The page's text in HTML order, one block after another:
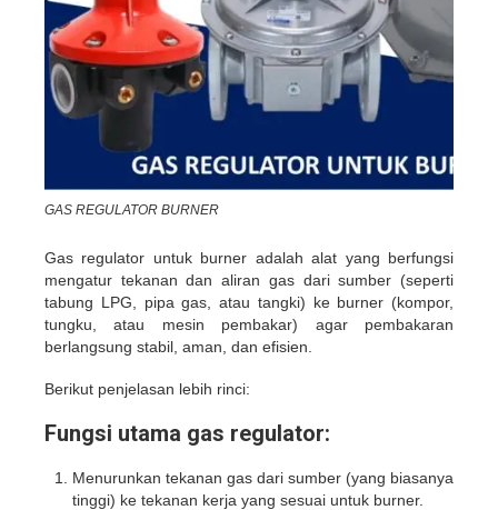
GAS REGULATOR BURNER
Gas regulator untuk burner adalah alat yang berfungsi
mengatur tekanan dan aliran gas dari sumber (seperti
tabung LPG, pipa gas, atau tangki) ke burner (kompor,
tungku, atau mesin pembakar) agar pembakaran
berlangsung stabil, aman, dan efisien.
Berikut penjelasan lebih rinci:
Fungsi utama gas regulator:
Menurunkan tekanan gas dari sumber (yang biasanya
tinggi) ke tekanan kerja yang sesuai untuk burner.